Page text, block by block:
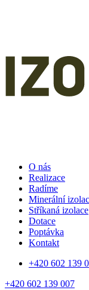
O nás
Realizace
Radíme
Minerální
Stříkaná izolace
Dotace
Poptávka
Kontakt
+420 602 139
+420 602 139 007